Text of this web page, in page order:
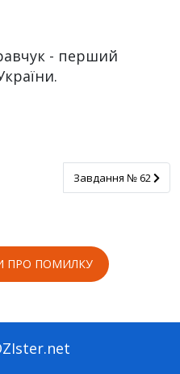
- перший
Завдання № 62
Завдання № 62
ПРО ПОМИЛКУ